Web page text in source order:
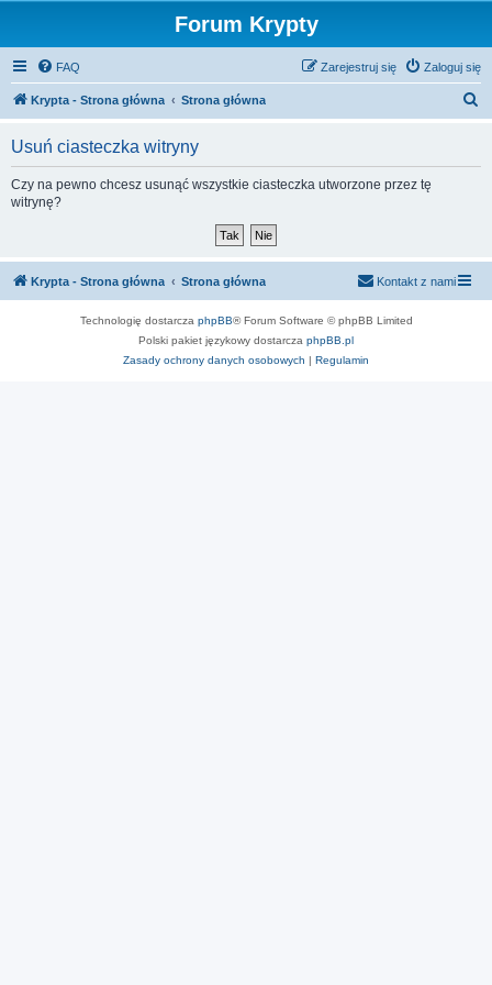
Forum Krypty
FAQ Zaloguj się
Zarejestruj się
Krypta - Strona główna Strona główna
Usuń ciasteczka witryny
Czy na pewno chcesz usunąć wszystkie ciasteczka utworzone przez tę
witrynę?
Krypta - Strona główna Strona główna Kontakt z nami
Technologię dostarcza phpBB® Forum Software © phpBB Limited
Polski pakiet językowy dostarcza phpBB.pl
Zasady ochrony danych osobowych | Regulamin